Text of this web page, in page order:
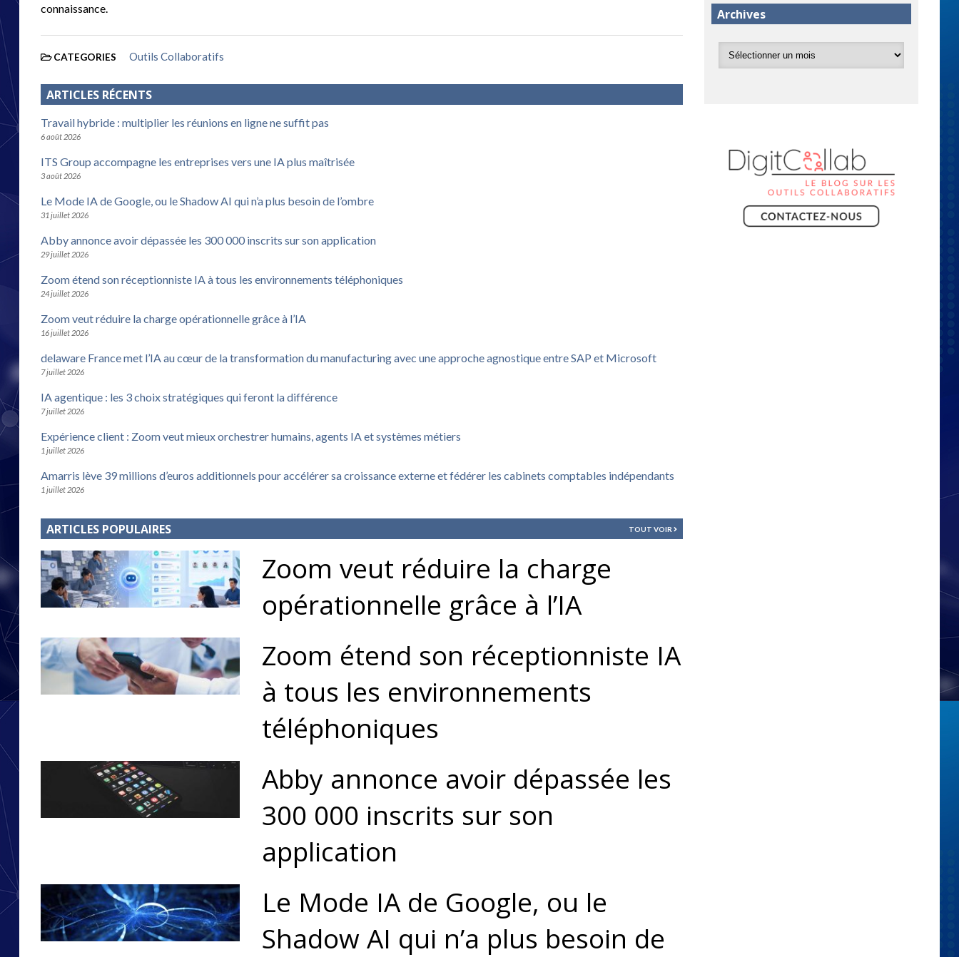
connaissance.
CATEGORIES Outils Collaboratifs
ARTICLES RÉCENTS
Travail hybride : multiplier les réunions en ligne ne suffit pas
6 août 2026
ITS Group accompagne les entreprises vers une IA plus maîtrisée
3 août 2026
Le Mode IA de Google, ou le Shadow AI qui n’a plus besoin de l’ombre
31 juillet 2026
Abby annonce avoir dépassée les 300 000 inscrits sur son application
29 juillet 2026
Zoom étend son réceptionniste IA à tous les environnements téléphoniques
24 juillet 2026
Zoom veut réduire la charge opérationnelle grâce à l’IA
16 juillet 2026
delaware France met l’IA au cœur de la transformation du manufacturing avec une approche agnostique entre SAP et Microsoft
7 juillet 2026
IA agentique : les 3 choix stratégiques qui feront la différence
7 juillet 2026
Expérience client : Zoom veut mieux orchestrer humains, agents IA et systèmes métiers
1 juillet 2026
Amarris lève 39 millions d’euros additionnels pour accélérer sa croissance externe et fédérer les cabinets comptables indépendants
1 juillet 2026
ARTICLES POPULAIRES TOUT VOIR
Zoom veut réduire la charge
opérationnelle grâce à l’IA
Zoom étend son réceptionniste IA
à tous les environnements
téléphoniques
Abby annonce avoir dépassée les
300 000 inscrits sur son
application
Le Mode IA de Google, ou le
Shadow AI qui n’a plus besoin de
Archives